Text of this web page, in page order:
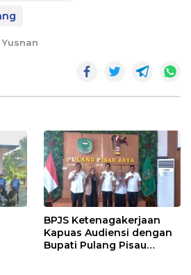
BPJS Ketenagakerjaan
Kapuas Audiensi dengan
Bupati Pulang Pisau